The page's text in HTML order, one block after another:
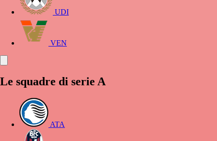
UDI
VEN
Le squadre di serie A
ATA